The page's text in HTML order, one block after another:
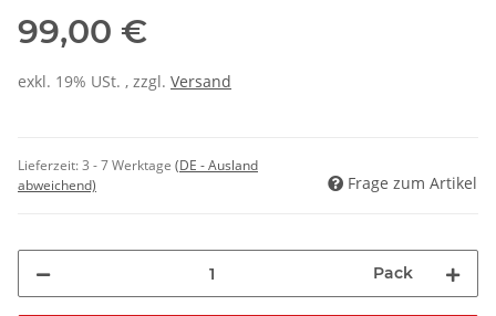
99,00 €
exkl. 19% USt. , zzgl. Versand
Lieferzeit:3 - 7 Werktage (DE - Ausland
abweichend)
Frage zum Artikel
Pack